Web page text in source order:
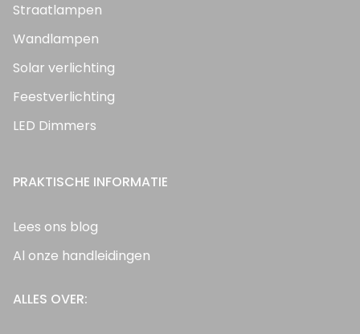
Straatlampen
Wandlampen
Solar verlichting
Feestverlichting
LED Dimmers
PRAKTISCHE INFORMATIE
Lees ons blog
Al onze handleidingen
ALLES OVER: